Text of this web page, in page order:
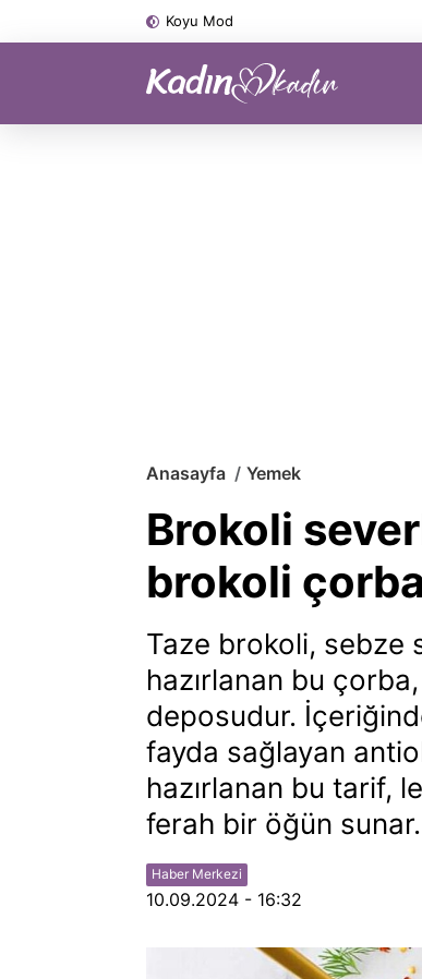
Koyu Mod
Anasayfa Yemek
Brokoli
brokoli
Taze brokoli, sebze
hazırlanan bu
deposudur.
fayda sağlayan
hazırlanan bu tarif,
ferah bir öğün sunar.
Haber Merkezi
10.09.2024 - 16:32